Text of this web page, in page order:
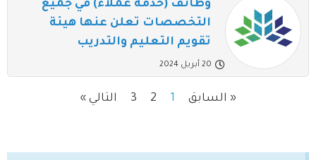
وظائف (خدمة عملاء) في جميع
التخصصات تعلن عنها هيئة
تقويم التعليم والتدريب
20 أبريل 2024
« السابق 1
2
3 التالي »